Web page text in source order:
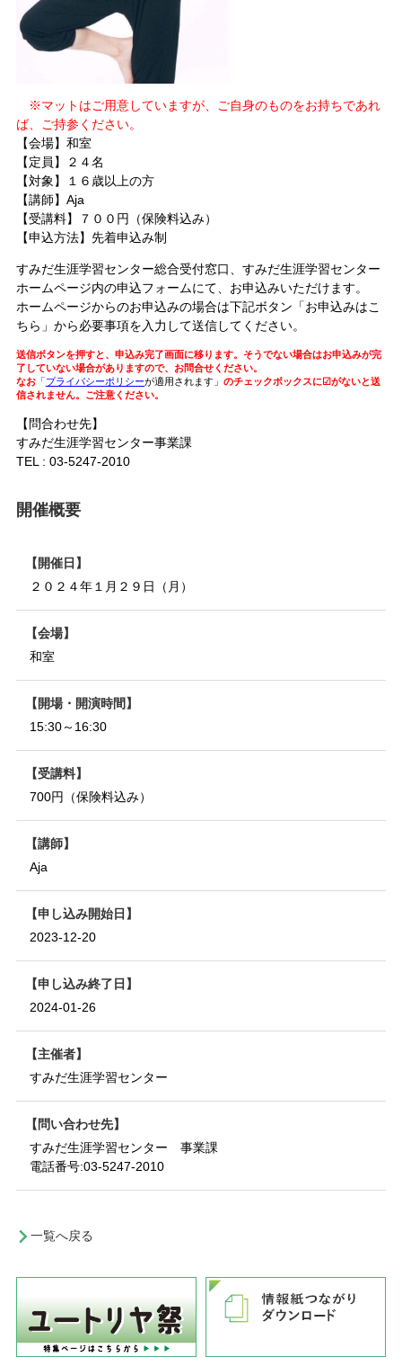
※マットはご用意していますが、ご自身のものをお持ちであれ
ば、ご持参ください。
【会場】和室
【定員】２４名
【対象】１６歳以上の方
【講師】Aja
【受講料】７００円（保険料込み）
【申込方法】 先着申込み制
すみだ生涯学習センター総合受付窓口、すみだ生涯学習センター
ホームページ内の申込フォームにて、お申込みいただけます。
ホームページからのお申込みの場合は下記ボタン「お申込みはこ
ちら」から必要事項を入力して送信してください。
送信ボタンを押すと、申込み完了画面に移ります。そうでない場合はお申込みが完
了していない場合がありますので、お問合せください。
なお「プライバシーポリシーが適用されます」 のチェックボックスに☑がないと送
信されません。ご注意ください。
【問合わせ先】
すみだ生涯学習センター事業課
TEL : 03-5247-2010
開催概要
開催日
２０２４年１月２９日（月）
会場
和室
開場・開演時間
15:30～16:30
受講料
700円（保険料込み）
講師
Aja
申し込み開始日
2023-12-20
申し込み終了日
2024-01-26
主催者
すみだ生涯学習センター
問い合わせ先
すみだ生涯学習センター 事業課
電話番号:03-5247-2010
一覧へ戻る